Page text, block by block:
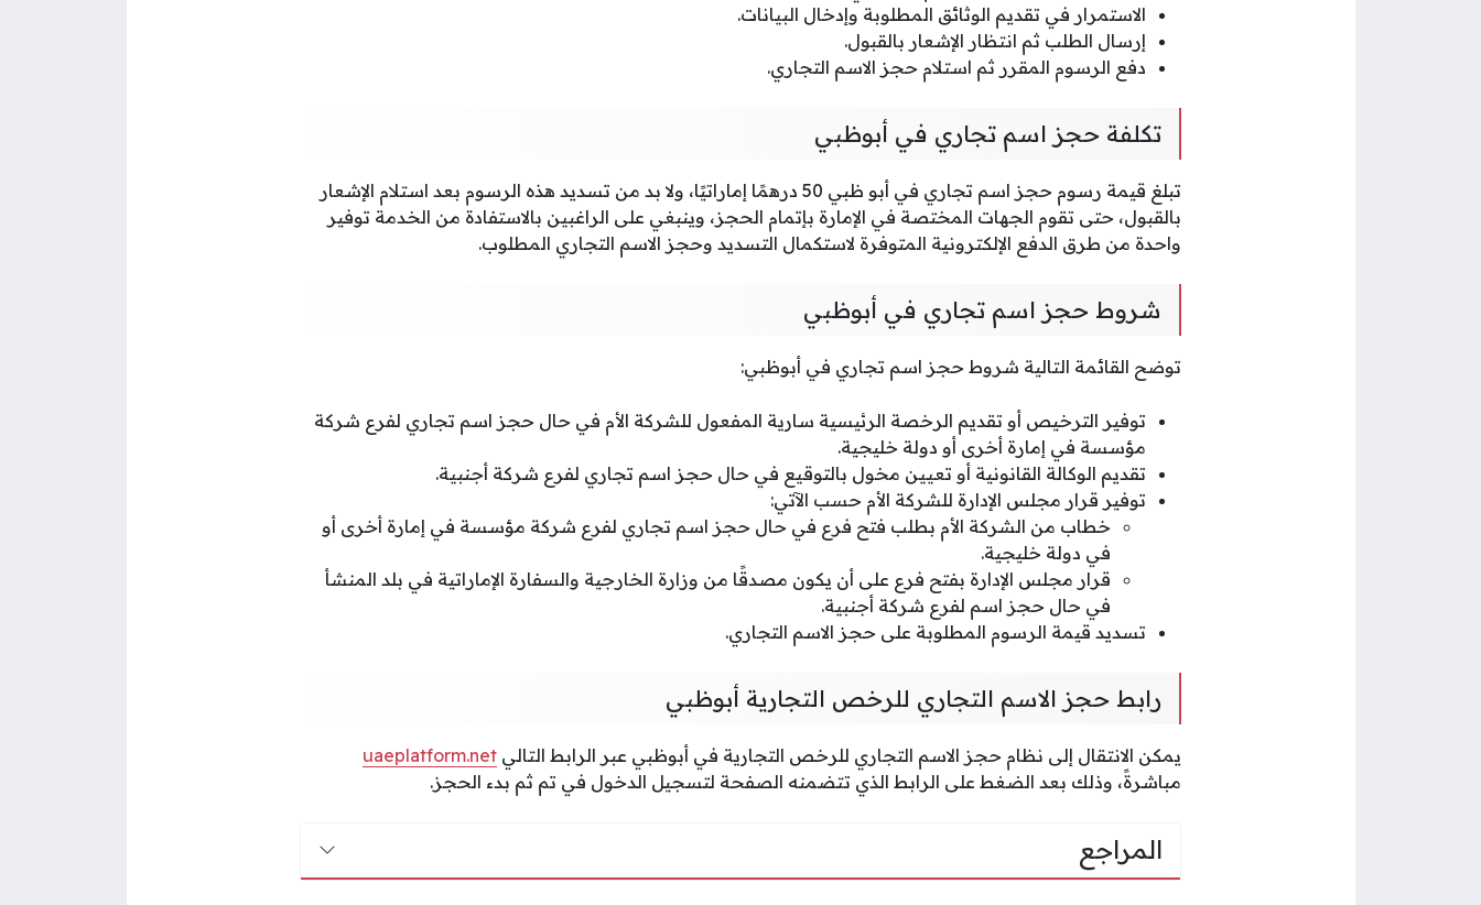
الاستمرار في تقديم الوثائق المطلوبة وإدخال البيانات.
إرسال الطلب ثم انتظار الإشعار بالقبول.
دفع الرسوم المقرر ثم استلام حجز الاسم التجاري.
تكلفة حجز اسم تجاري في أبوظبي
تبلغ قيمة رسوم حجز اسم تجاري في أبو ظبي 50 درهمًا إماراتيًا، ولا بد من تسديد هذه الرسوم بعد استلام الإشعار
بالقبول، حتى تقوم الجهات المختصة في الإمارة بإتمام الحجز، وينبغي على الراغبين بالاستفادة من الخدمة توفير
واحدة من طرق الدفع الإلكترونية المتوفرة لاستكمال التسديد وحجز الاسم التجاري المطلوب.
شروط حجز اسم تجاري في أبوظبي
توضح القائمة التالية شروط حجز اسم تجاري في أبوظبي:
توفير الترخيص أو تقديم الرخصة الرئيسية سارية المفعول للشركة الأم في حال حجز اسم تجاري لفرع شركة
مؤسسة في إمارة أخرى أو دولة خليجية.
تقديم الوكالة القانونية أو تعيين مخول بالتوقيع في حال حجز اسم تجاري لفرع شركة أجنبية.
توفير قرار مجلس الإدارة للشركة الأم حسب الآتي:
خطاب من الشركة الأم بطلب فتح فرع في حال حجز اسم تجاري لفرع شركة مؤسسة في إمارة أخرى أو
في دولة خليجية.
قرار مجلس الإدارة بفتح فرع على أن يكون مصدقًا من وزارة الخارجية والسفارة الإماراتية في بلد المنشأ
في حال حجز اسم لفرع شركة أجنبية.
تسديد قيمة الرسوم المطلوبة على حجز الاسم التجاري.
رابط حجز الاسم التجاري للرخص التجارية أبوظبي
يمكن الانتقال إلى نظام حجز الاسم التجاري للرخص التجارية في أبوظبي عبر الرابط التالي uaeplatform.net
مباشرةً، وذلك بعد الضغط على الرابط الذي تتضمنه الصفحة لتسجيل الدخول في تم ثم بدء الحجز.
المراجع